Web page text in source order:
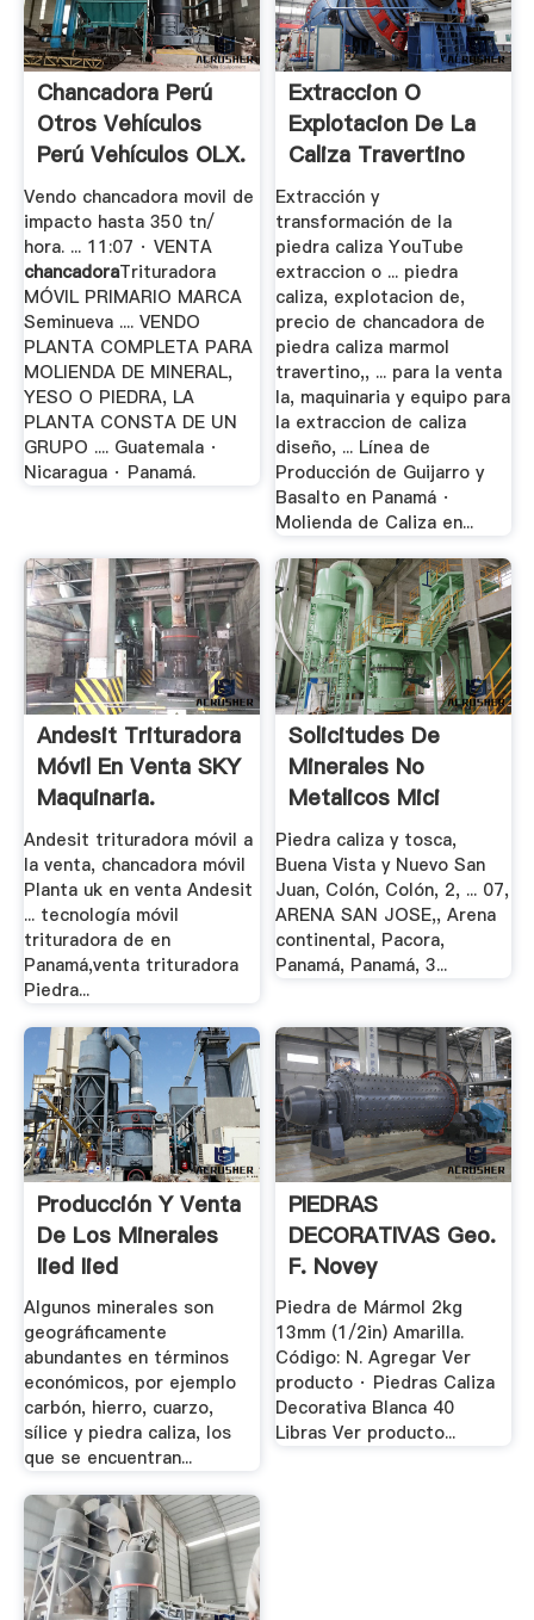
Chancadora Perú
Otros Vehículos
Perú Vehículos OLX.
Vendo chancadora movil de
impacto hasta 350 tn/
hora. ... 11:07 · VENTA
chancadoraTrituradora
MÓVIL PRIMARIO MARCA
Seminueva .... VENDO
PLANTA COMPLETA PARA
MOLIENDA DE MINERAL,
YESO O PIEDRA, LA
PLANTA CONSTA DE UN
GRUPO .... Guatemala ·
Nicaragua · Panamá.
Extraccion O
Explotacion De La
Caliza Travertino
Extracción y
transformación de la
piedra caliza YouTube
extraccion o ... piedra
caliza, explotacion de,
precio de chancadora de
piedra caliza marmol
travertino,, ... para la venta
la, maquinaria y equipo para
la extraccion de caliza
diseño, ... Línea de
Producción de Guijarro y
Basalto en Panamá ·
Molienda de Caliza en...
Andesit Trituradora
Móvil En Venta SKY
Maquinaria.
Andesit trituradora móvil a
la venta, chancadora móvil
Planta uk en venta Andesit
... tecnología móvil
trituradora de en
Panamá,venta trituradora
Piedra...
Solicitudes De
Minerales No
Metalicos Mici
Piedra caliza y tosca,
Buena Vista y Nuevo San
Juan, Colón, Colón, 2, ... 07,
ARENA SAN JOSE,, Arena
continental, Pacora,
Panamá, Panamá, 3...
Producción Y Venta
De Los Minerales
Iied Iied
Algunos minerales son
geográficamente
abundantes en términos
económicos, por ejemplo
carbón, hierro, cuarzo,
sílice y piedra caliza, los
que se encuentran...
PIEDRAS
DECORATIVAS Geo.
F. Novey
Piedra de Mármol 2kg
13mm (1/2in) Amarilla.
Código: N. Agregar Ver
producto · Piedras Caliza
Decorativa Blanca 40
Libras Ver producto...